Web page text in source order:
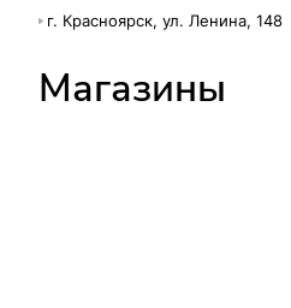
г. Красноярск, ул. Ленина, 148
Магазины